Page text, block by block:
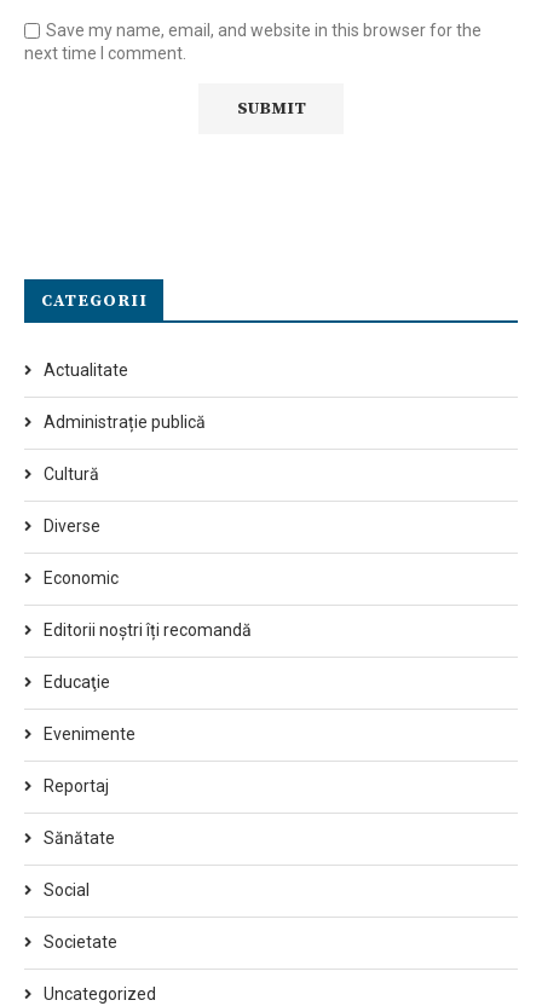
Save my name, email, and website in this browser for the
next time I comment.
CATEGORII
Actualitate
Administrație publică
Cultură
Diverse
Economic
Editorii noștri îți recomandă
Educaţie
Evenimente
Reportaj
Sănătate
Social
Societate
Uncategorized